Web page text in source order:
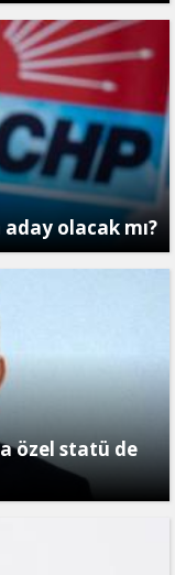
olacak mı?
özel statü de